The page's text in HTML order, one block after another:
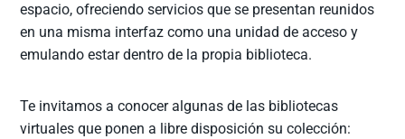
espacio, ofreciendo servicios que se presentan reunidos
en una misma interfaz como una unidad de acceso y
emulando estar dentro de la propia biblioteca.
Te invitamos a conocer algunas de las bibliotecas
virtuales que ponen a libre disposición su colección: